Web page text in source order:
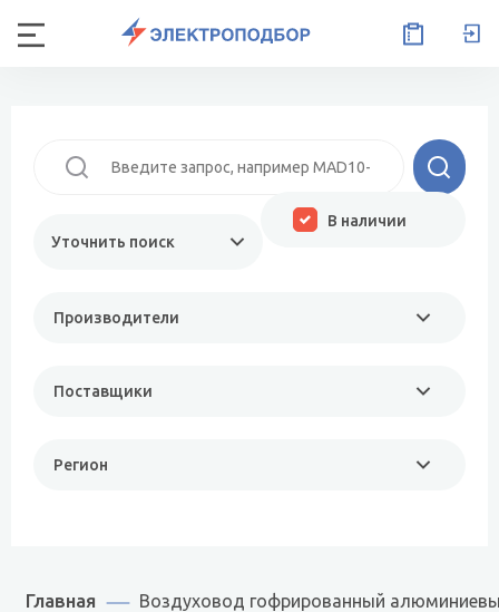
Уточнить поиск
Производители
Поставщики
Регион
В наличии
Главная Воздуховод гофрированный